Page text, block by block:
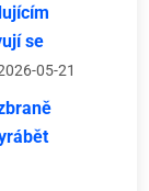
se
05-21